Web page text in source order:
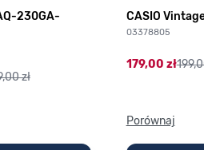
230GA-
zł
CASIO
03378805
179,00 zł
Porównaj